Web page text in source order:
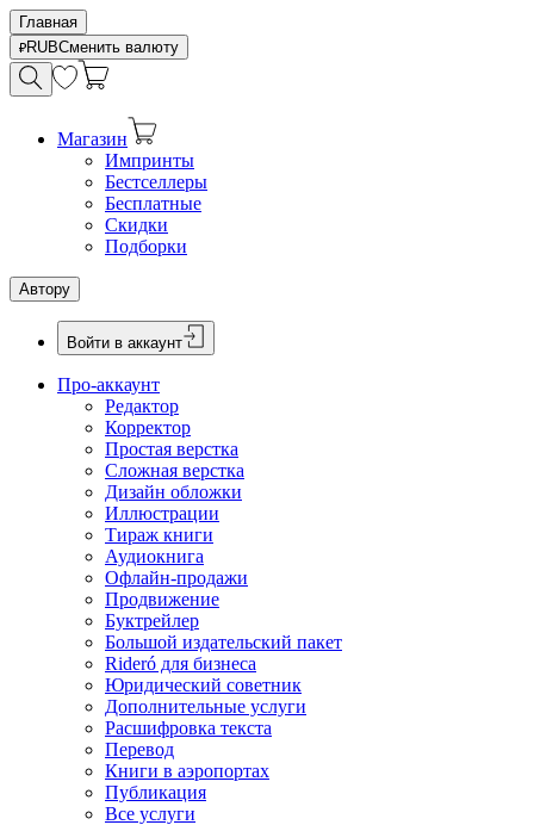
Главная
RUBСменить валюту
Магазин
Импринты
Бестселлеры
Бесплатные
Скидки
Подборки
Автору
Войти в аккаунт
Про-аккаунт
Редактор
Корректор
Простая верстка
Сложная верстка
Дизайн обложки
Иллюстрации
Тираж книги
Аудиокнига
Офлайн-продажи
Продвижение
Буктрейлер
Большой издательский пакет
Rideró для бизнеса
Юридический советник
Дополнительные услуги
Расшифровка текста
Перевод
Книги в аэропортах
Публикация
Все услуги